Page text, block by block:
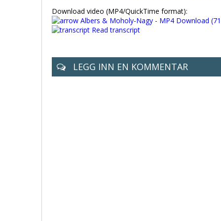
Download video (MP4/QuickTime format):
Albers & Moholy-Nagy - MP4 Download
Read transcript
LEGG INN EN KOMMENTAR